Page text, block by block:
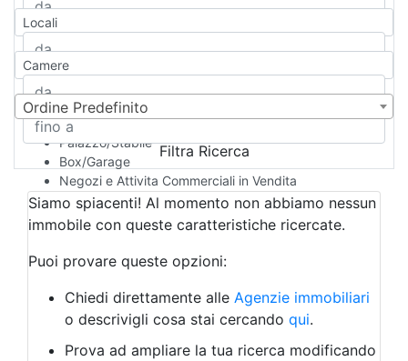
Attico/Mansarda
Rustico/Casale
Camera d'Albergo
Multiproprietà
Palazzo/Stabile
Box/Garage
Negozi e Attivita Commerciali in Vendita
Qualsiasi
Attività/Licenza Commerciale
Azienda Agricola
Bar/Ristorante
Albergo
Laboratorio Artigianale
Negozio/locale commerciale
Agriturismo
Locali
Camere
Ordine Predefinito
Filtra Ricerca
Siamo spiacenti! Al momento non abbiamo nessun
immobile con queste caratteristiche ricercate.
Puoi provare queste opzioni:
Chiedi direttamente alle Agenzie immobiliari
o descrivigli cosa stai cercando qui.
Prova ad ampliare la tua ricerca modificando